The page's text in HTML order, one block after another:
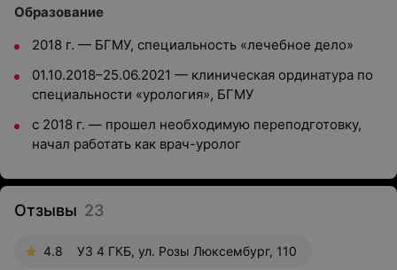
Образование
2018 г. — БГМУ, специальность «лечебное дело»
01.10.2018–25.06.2021 — клиническая ординатура по
специальности «урология», БГМУ
с 2018 г. — прошел необходимую переподготовку,
начал работать как врач-уролог
Отзывы 23
4.8 УЗ 4 ГКБ, ул. Розы Люксембург, 110